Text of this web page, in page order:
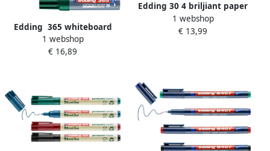
Edding 365 whiteboard
marker set van 4 assorti
1 webshop
€ 16,89
Edding 30 4 briljiant paper
marker assorti ronde punt 1
5-3 mm blister 4 st. assorti
1 webshop
€ 13,99